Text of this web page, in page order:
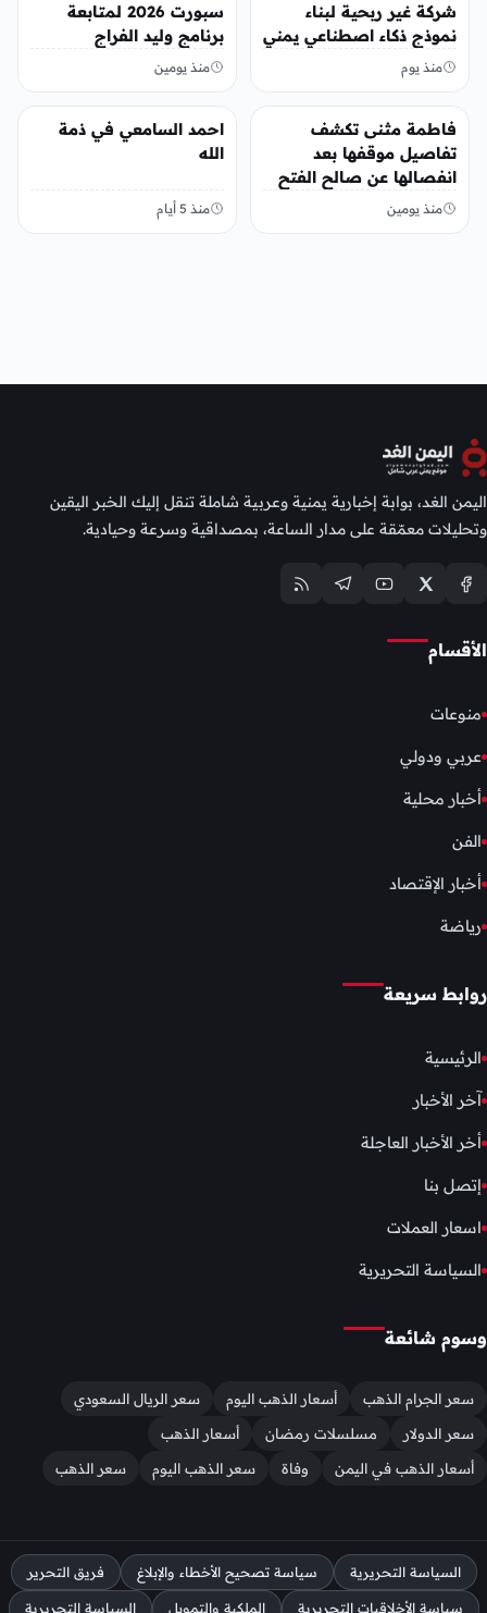
شركة غير ربحية لبناء
نموذج ذكاء اصطناعي يمني
منذ يوم
سبورت 2026 لمتابعة
برنامج وليد الفراج
منذ يومين
منوعات
فاطمة مثنى تكشف
تفاصيل موقفها بعد
انفصالها عن صالح الفتح
منذ يومين
منوعات
احمد السامعي في ذمة
الله
منذ 5 أيام
اليمن الغد، بوابة إخبارية يمنية وعربية شاملة تنقل إليك الخبر اليقين
وتحليلات معمّقة على مدار الساعة، بمصداقية وسرعة وحيادية.
الأقسام
منوعات
عربي ودولي
أخبار محلية
الفن
أخبار الإقتصاد
رياضة
روابط سريعة
الرئيسية
آخر الأخبار
أخر الأخبار العاجلة
إتصل بنا
اسعار العملات
السياسة التحريرية
وسوم شائعة
سعر الجرام الذهب أسعار الذهب اليوم
سعر الريال السعودي
سعر الدولار
مسلسلات رمضان
أسعار الذهب
أسعار الذهب في اليمن
وفاة سعر الذهب اليوم سعر الذهب
السياسة التحريرية سياسة تصحيح الأخطاء والإبلاغ فريق التحرير
سياسة الأخلاقيات التحريرية الملكية والتمويل السياسة التحريرية